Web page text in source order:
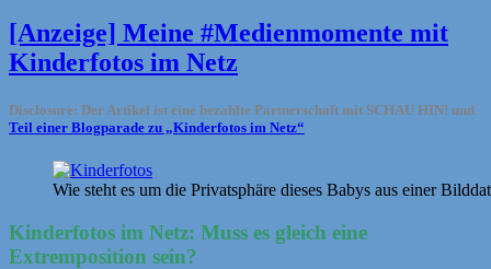
[Anzeige] Meine #Medienmomente mit
Kinderfotos im Netz
Disclosure: Der Artikel ist eine bezahlte Partnerschaft mit SCHAU HIN! und
Teil einer Blogparade zu „Kinderfotos im Netz“
Wie steht es um die Privatsphäre dieses Babys aus einer
Kinderfotos im Netz: Muss es gleich eine
Extremposition sein?